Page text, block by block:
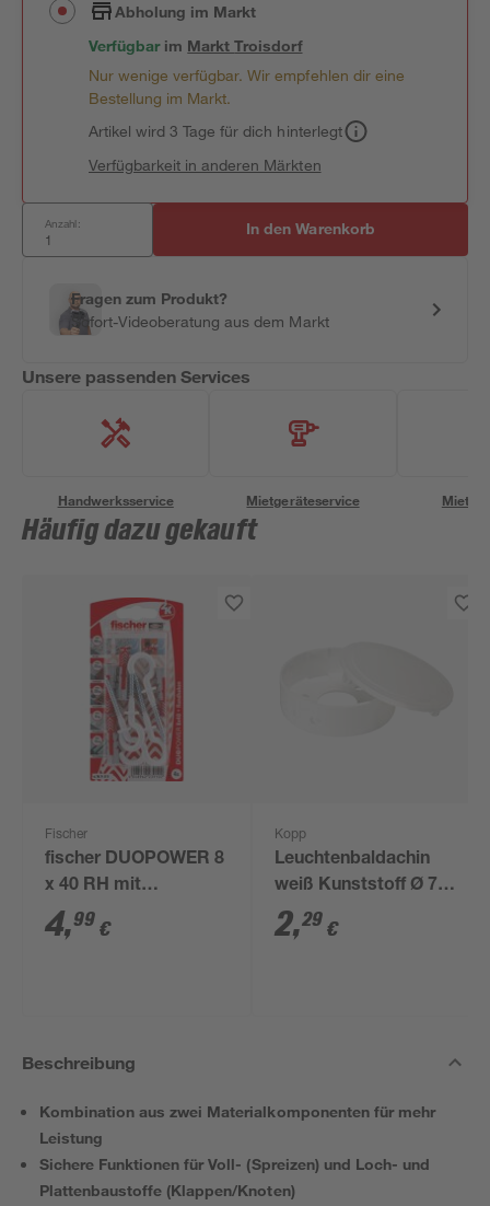
Abholung im Markt
Verfügbar im MarktTroisdorf
Nur wenige verfügbar. Wir empfehlen dir eine
Bestellung im Markt.
Artikel wird 3 Tage für dich hinterlegt
Verfügbarkeit in anderen Märkten
Anzahl: In den Warenkorb
Fragen zum Produkt?
Sofort-Videoberatung aus dem Markt
Unsere passenden Services
Handwerksservice Mietgeräteservice
Häufig dazu gekauft
Fischer
fischer DUOPOWER 8
x 40 RH mit
Rundhaken,
nylonbeschichtet 4
4,99 €
Kopp
Leuchtenbaldachin
weiß Kunststoff Ø 7,5
cm
2,29 €
Beschreibung
Kombination aus zwei Materialkomponenten für mehr
Leistung
Sichere Funktionen für Voll- (Spreizen) und Loch- und
Plattenbaustoffe (Klappen/Knoten)